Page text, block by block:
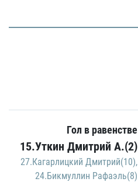
Гол в равенстве
15.Уткин Дмитрий А.(2)
27.Кагарлицкий Дмитрий(10),
24.Бикмуллин Рафаэль(8)